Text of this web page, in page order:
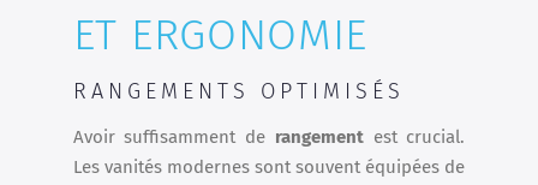
ET ERGONOMIE
RANGEMENTS OPTIMISÉS
Avoir suffisamment de rangementest crucial.
Les vanités modernes sont souvent équipées de